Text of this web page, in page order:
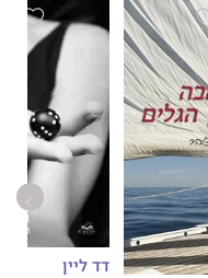
מכול רוצה להרוס לי את
שהוא עשה?
זוג הנלחם על אהבתו גם
דד ליין